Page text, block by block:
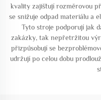
kvality zajišťují rozměrovou
se snižuje odpad materiálu a
Tyto stroje podporují jak
zakázky, tak nepřetržitou
přizpůsobují se
udržují po celou dobu